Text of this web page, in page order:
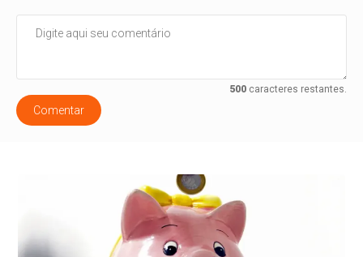
500caracteres restantes.
Comentar